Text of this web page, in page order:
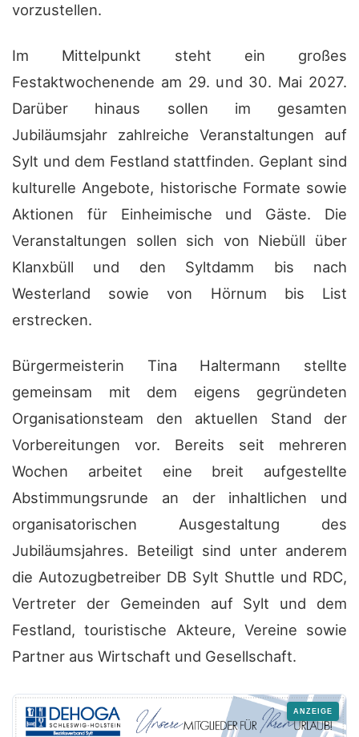
vorzustellen.
Im Mittelpunkt steht ein großes
Festaktwochenende am 29. und 30. Mai 2027.
Darüber hinaus sollen im gesamten
Jubiläumsjahr zahlreiche Veranstaltungen auf
Sylt und dem Festland stattfinden. Geplant sind
kulturelle Angebote, historische Formate sowie
Aktionen für Einheimische und Gäste. Die
Veranstaltungen sollen sich von Niebüll über
Klanxbüll und den Syltdamm bis nach
Westerland sowie von Hörnum bis List
erstrecken.
Bürgermeisterin Tina Haltermann stellte
gemeinsam mit dem eigens gegründeten
Organisationsteam den aktuellen Stand der
Vorbereitungen vor. Bereits seit mehreren
Wochen arbeitet eine breit aufgestellte
Abstimmungsrunde an der inhaltlichen und
organisatorischen Ausgestaltung des
Jubiläumsjahres. Beteiligt sind unter anderem
die Autozugbetreiber DB Sylt Shuttle und RDC,
Vertreter der Gemeinden auf Sylt und dem
Festland, touristische Akteure, Vereine sowie
Partner aus Wirtschaft und Gesellschaft.